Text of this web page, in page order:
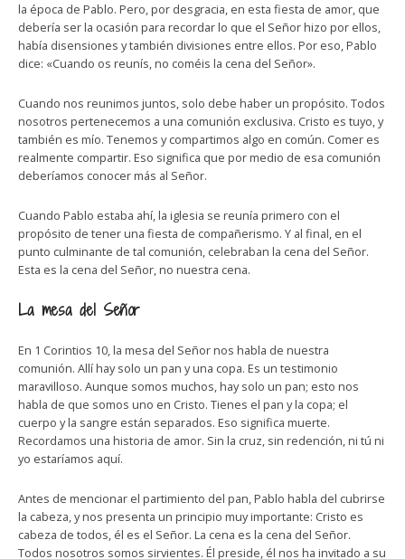
la época de Pablo. Pero, por desgracia, en esta fiesta de amor, que
debería ser la ocasión para recordar lo que el Señor hizo por ellos,
había disensiones y también divisiones entre ellos. Por eso, Pablo
dice: «Cuando os reunís, no coméis la cena del Señor».
Cuando nos reunimos juntos, solo debe haber un propósito. Todos
nosotros pertenecemos a una comunión exclusiva. Cristo es tuyo, y
también es mío. Tenemos y compartimos algo en común. Comer es
realmente compartir. Eso significa que por medio de esa comunión
deberíamos conocer más al Señor.
Cuando Pablo estaba ahí, la iglesia se reunía primero con el
propósito de tener una fiesta de compañerismo. Y al final, en el
punto culminante de tal comunión, celebraban la cena del Señor.
Esta es la cena del Señor, no nuestra cena.
La mesa del Señor
En 1 Corintios 10, la mesa del Señor nos habla de nuestra
comunión. Allí hay solo un pan y una copa. Es un testimonio
maravilloso. Aunque somos muchos, hay solo un pan; esto nos
habla de que somos uno en Cristo. Tienes el pan y la copa; el
cuerpo y la sangre están separados. Eso significa muerte.
Recordamos una historia de amor. Sin la cruz, sin redención, ni tú ni
yo estaríamos aquí.
Antes de mencionar el partimiento del pan, Pablo habla del cubrirse
la cabeza, y nos presenta un principio muy importante: Cristo es
cabeza de todos, él es el Señor. La cena es la cena del Señor.
Todos nosotros somos sirvientes. Él preside, él nos ha invitado a su